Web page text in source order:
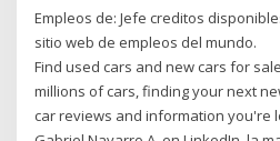
Empleos de: Jefe creditos
sitio web de empleos del mundo.
Find used cars and new cars for
millions of cars, finding your next
car reviews and information you're